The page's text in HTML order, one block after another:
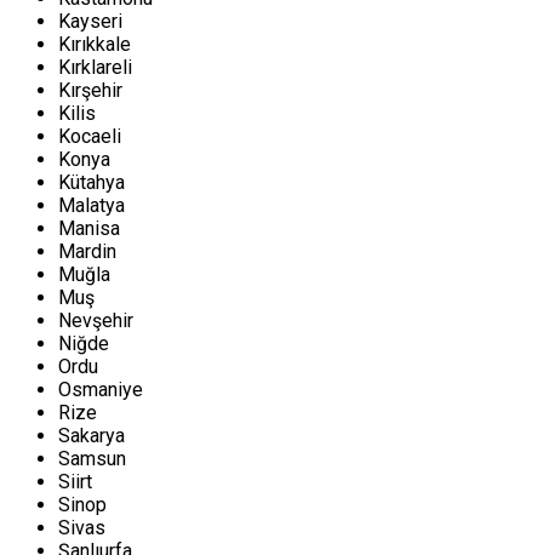
Kayseri
Kırıkkale
Kırklareli
Kırşehir
Kilis
Kocaeli
Konya
Kütahya
Malatya
Manisa
Mardin
Muğla
Muş
Nevşehir
Niğde
Ordu
Osmaniye
Rize
Sakarya
Samsun
Siirt
Sinop
Sivas